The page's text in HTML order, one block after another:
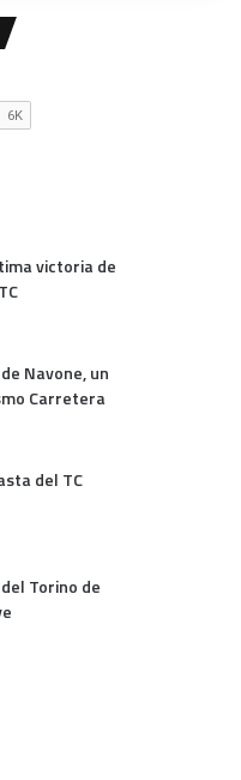
victoria de
Navone, un
Carretera
del TC
Torino de